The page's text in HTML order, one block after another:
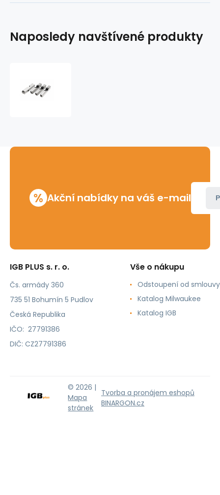
Naposledy navštívené produkty
% Akční nabídky na váš e-mail
IGB PLUS s. r. o.
Čs. armády 360
735 51 Bohumín 5 Pudlov
Česká Republika
IČO: 27791386
DIČ: CZ27791386
Vše o nákupu
Odstoupení od smlouvy
Katalog Milwaukee
Katalog IGB
© 2026 |
Mapa
stránek
Tvorba a pronájem eshopů
BINARGON.cz